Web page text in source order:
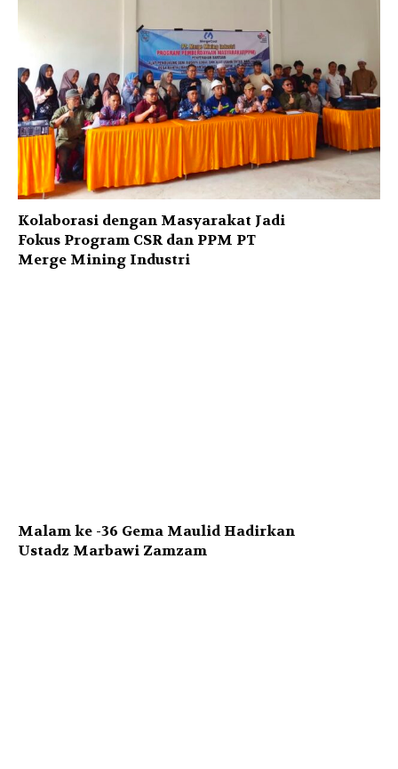
Kolaborasi dengan Masyarakat Jadi
Fokus Program CSR dan PPM PT
Merge Mining Industri
Malam ke -36 Gema Maulid Hadirkan
Ustadz Marbawi Zamzam